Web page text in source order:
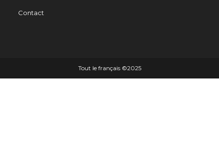
Contact
Tout le français ©️2025